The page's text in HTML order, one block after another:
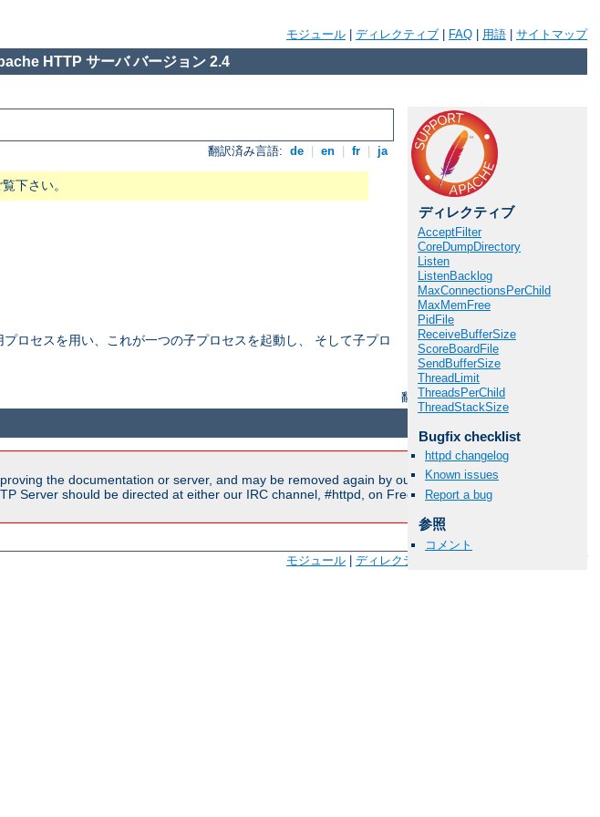
モジュール ディレクティブ FAQ 用語 サイトマップ
HTTP サーバ バージョン 2.4
翻訳済み言語: de en fr ja
下さい。
ロセスを用い、これが一つの子プロセスを起動し、 そして子プロ
ディレクティブ
AcceptFilter
CoreDumpDirectory
Listen
ListenBacklog
MaxConnectionsPerChild
MaxMemFree
PidFile
ReceiveBufferSize
ScoreBoardFile
SendBufferSize
ThreadLimit
ThreadsPerChild
ThreadStackSize
Bugfix checklist
httpd changelog
Known issues
Report a bug
参照
コメント
翻訳済み言語:de|
the documentation or server, and may be removed again by our moderators if they are
Server should be directed at either our IRC channel, #httpd, on Freenode, or sent to our
モジュール ディレクティブ